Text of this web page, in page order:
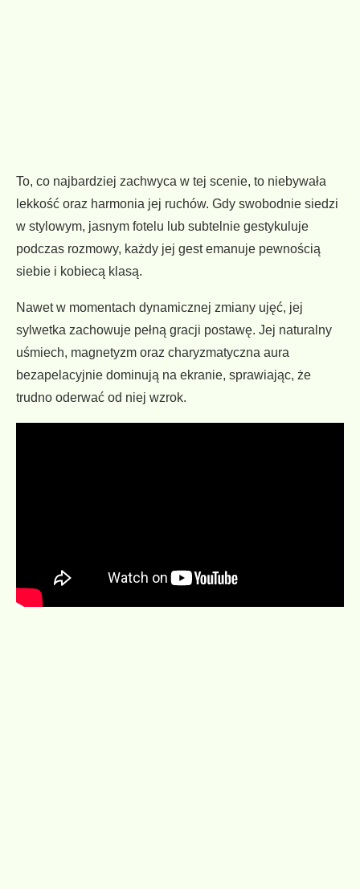
To, co najbardziej zachwyca w tej scenie, to niebywała
lekkość oraz harmonia jej ruchów. Gdy swobodnie siedzi
w stylowym, jasnym fotelu lub subtelnie gestykuluje
podczas rozmowy, każdy jej gest emanuje pewnością
siebie i kobiecą klasą.
Nawet w momentach dynamicznej zmiany ujęć, jej
sylwetka zachowuje pełną gracji postawę. Jej naturalny
uśmiech, magnetyzm oraz charyzmatyczna aura
bezapelacyjnie dominują na ekranie, sprawiając, że
trudno oderwać od niej wzrok.